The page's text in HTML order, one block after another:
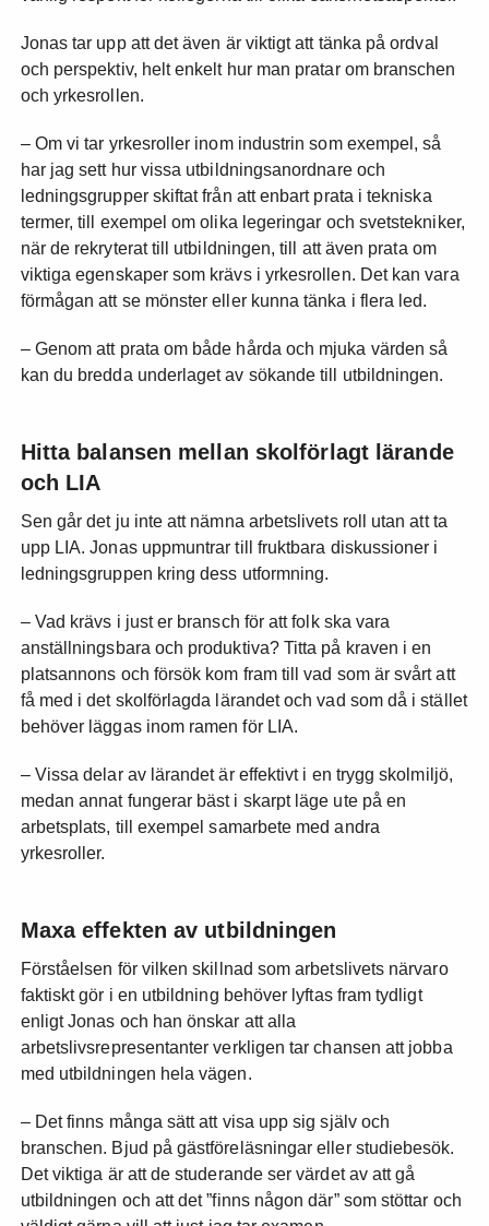
Jonas tar upp att det även är viktigt att tänka på ordval
och perspektiv, helt enkelt hur man pratar om branschen
och yrkesrollen.
– Om vi tar yrkesroller inom industrin som exempel, så
har jag sett hur vissa utbildningsanordnare och
ledningsgrupper skiftat från att enbart prata i tekniska
termer, till exempel om olika legeringar och svetstekniker,
när de rekryterat till utbildningen, till att även prata om
viktiga egenskaper som krävs i yrkesrollen. Det kan vara
förmågan att se mönster eller kunna tänka i flera led.
– Genom att prata om både hårda och mjuka värden så
kan du bredda underlaget av sökande till utbildningen.
Hitta balansen mellan skolförlagt lärande
och LIA
Sen går det ju inte att nämna arbetslivets roll utan att ta
upp LIA. Jonas uppmuntrar till fruktbara diskussioner i
ledningsgruppen kring dess utformning.
– Vad krävs i just er bransch för att folk ska vara
anställningsbara och produktiva? Titta på kraven i en
platsannons och försök kom fram till vad som är svårt att
få med i det skolförlagda lärandet och vad som då i stället
behöver läggas inom ramen för LIA.
– Vissa delar av lärandet är effektivt i en trygg skolmiljö,
medan annat fungerar bäst i skarpt läge ute på en
arbetsplats, till exempel samarbete med andra
yrkesroller.
Maxa effekten av utbildningen
Förståelsen för vilken skillnad som arbetslivets närvaro
faktiskt gör i en utbildning behöver lyftas fram tydligt
enligt Jonas och han önskar att alla
arbetslivsrepresentanter verkligen tar chansen att jobba
med utbildningen hela vägen.
– Det finns många sätt att visa upp sig själv och
branschen. Bjud på gästföreläsningar eller studiebesök.
Det viktiga är att de studerande ser värdet av att gå
utbildningen och att det ”finns någon där” som stöttar och